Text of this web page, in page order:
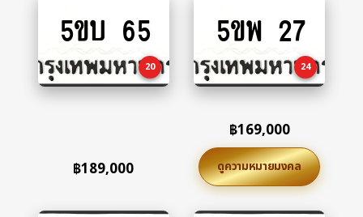
to
5ขบ 65
20
฿189,000
to
5ขพ 27
24
฿169,000
ดูความหมายมงคล